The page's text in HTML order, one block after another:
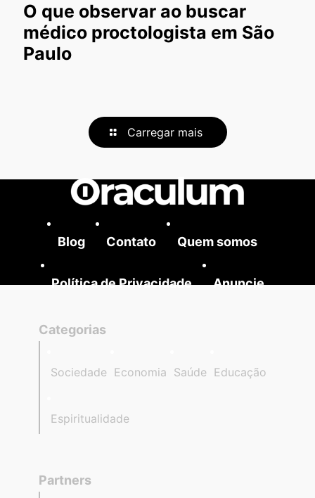
O que observar ao buscar
médico proctologista em São
Paulo
Carregar mais
Blog Contato Quem somos
Política de Privacidade Anuncie
Categorias
Sociedade Economia Saúde Educação
Espiritualidade
Partners